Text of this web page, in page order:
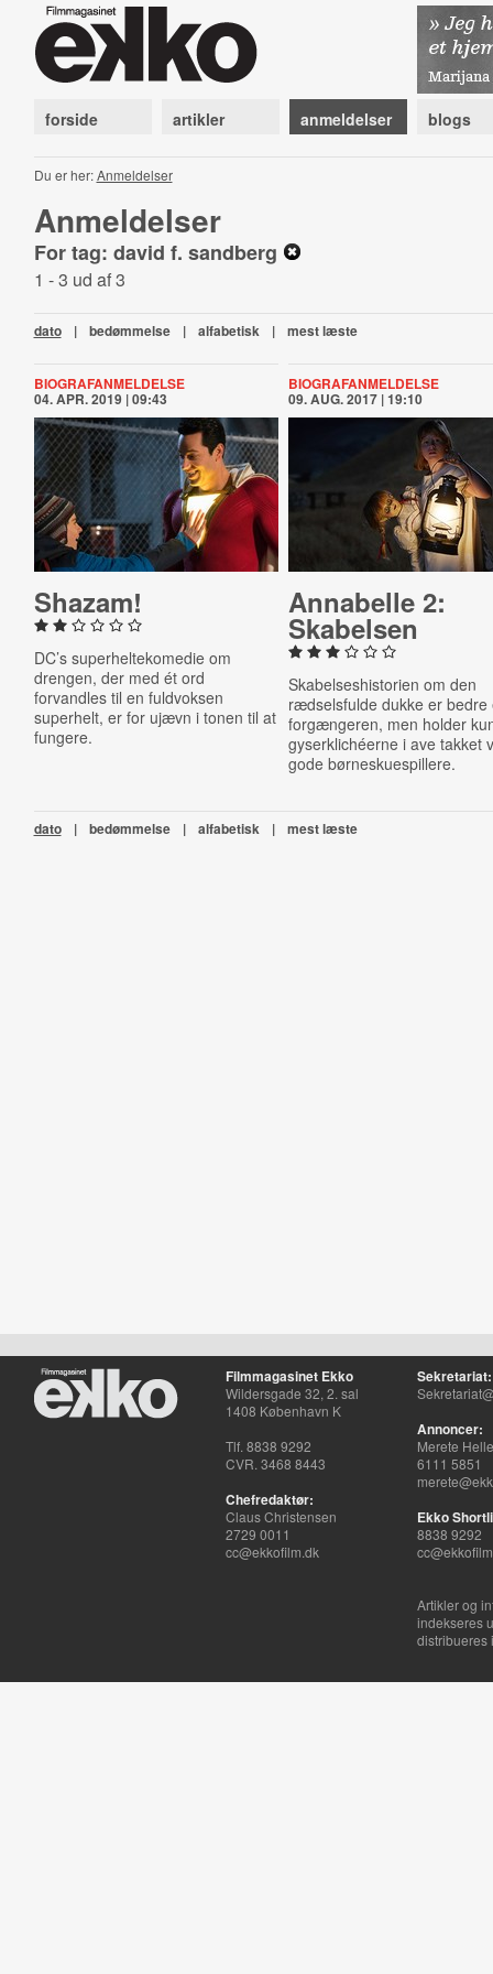
forside artikler anmeldelser blogs
Du er her:Anmeldelser
Anmeldelser
For tag: david f. sandberg
1 - 3 ud af 3
dato | bedømmelse | alfabetisk | mest læste
BIOGRAFANMELDELSE
04. APR. 2019 | 09:43
Shazam!
DC’s superheltekomedie om
drengen, der med ét ord
forvandles til en fuldvoksen
superhelt, er for ujævn i tonen til at
fungere.
BIOGRAFANMELDELSE
09. AUG. 2017 | 19:10
Annabelle 2:
Skabelsen
Skabelseshistorien om den
rædselsfulde dukke er bedre
forgængeren, men holder
gyserklichéerne i ave takket
gode børneskuespillere.
dato | bedømmelse | alfabetisk | mest læste
Filmmagasinet Ekko
Wildersgade 32, 2. sal
1408 København K
Tlf. 8838 9292
CVR. 3468 8443
Chefredaktør:
Claus Christensen
2729 0011
cc@ekkofilm.dk
Sekretariat:
Annoncer:
Merete
6111 5851
Ekko
8838 9292
Artikler og
indekseres
distribueres